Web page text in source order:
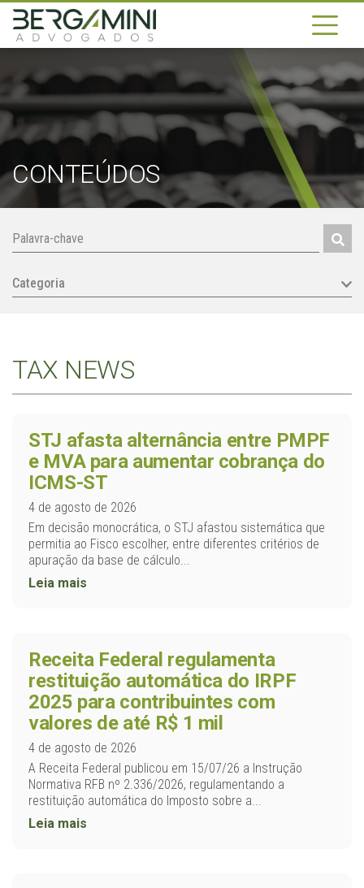
CONTEÚDOS
Categoria
TAX NEWS
STJ afasta alternância entre PMPF
e MVA para aumentar cobrança do
ICMS-ST
4 de agosto de 2026
Em decisão monocrática, o STJ afastou sistemática que
permitia ao Fisco escolher, entre diferentes critérios de
apuração da base de cálculo...
Leia mais
Receita Federal regulamenta
restituição automática do IRPF
2025 para contribuintes com
valores de até R$ 1 mil
4 de agosto de 2026
A Receita Federal publicou em 15/07/26 a Instrução
Normativa RFB nº 2.336/2026, regulamentando a
restituição automática do Imposto sobre a...
Leia mais